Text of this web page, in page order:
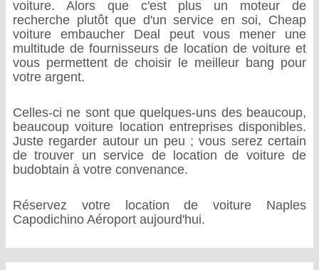
voiture. Alors que c'est plus un moteur de
recherche plutôt que d'un service en soi, Cheap
voiture embaucher Deal peut vous mener une
multitude de fournisseurs de location de voiture et
vous permettent de choisir le meilleur bang pour
votre argent.
Celles-ci ne sont que quelques-uns des beaucoup,
beaucoup voiture location entreprises disponibles.
Juste regarder autour un peu ; vous serez certain
de trouver un service de location de voiture de
budobtain à votre convenance.
Réservez votre location de voiture Naples
Capodichino Aéroport aujourd'hui.